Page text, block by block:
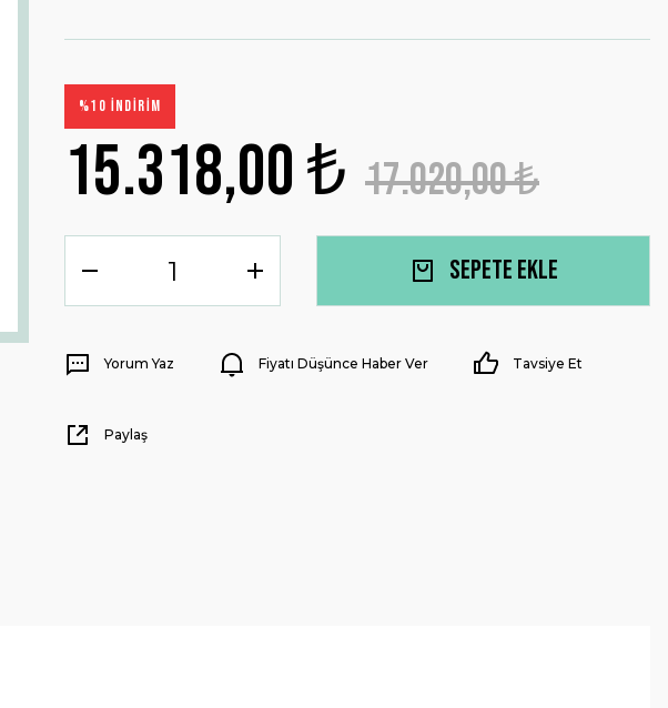
%10 İNDİRİM
15.318,00 ₺ 17.020,00 ₺
Sepete Ekle
Yorum Yaz Fiyatı Düşünce Haber Ver Tavsiye Et
Paylaş